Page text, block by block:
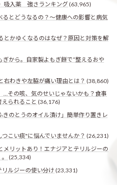
吸入薬 強さランキング(63,965)
るとどうなるの？〜健康への影響と病気
とかゆくなるのはなぜ？原因と対策を解
ぎから。自家製よもぎ餅で“整えるおや
右わきや左脇が痛い理由とは？ (38,860)
…その咳、気のせいじゃないかも？食事
られること (36,176)
きのとうのオイル漬け」簡単作り置きレ
つこい痰"に悩んでいませんか？ (26,231)
メリットあり！エナジアとテリルジーの
(25,334)
ルジーの使い分け (23,331)